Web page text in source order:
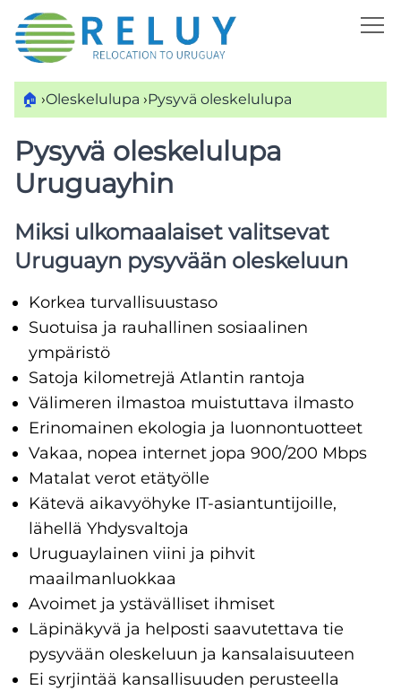
🏠 ›Oleskelulupa ›Pysyvä oleskelulupa
Pysyvä oleskelulupa
Uruguayhin
Miksi ulkomaalaiset valitsevat
Uruguayn pysyvään oleskeluun
Korkea turvallisuustaso
Suotuisa ja rauhallinen sosiaalinen
ympäristö
Satoja kilometrejä Atlantin rantoja
Välimeren ilmastoa muistuttava ilmasto
Erinomainen ekologia ja luonnontuotteet
Vakaa, nopea internet jopa 900/200 Mbps
Matalat verot etätyölle
Kätevä aikavyöhyke IT-asiantuntijoille,
lähellä Yhdysvaltoja
Uruguaylainen viini ja pihvit
maailmanluokkaa
Avoimet ja ystävälliset ihmiset
Läpinäkyvä ja helposti saavutettava tie
pysyvään oleskeluun ja kansalaisuuteen
Ei syrjintää kansallisuuden perusteella